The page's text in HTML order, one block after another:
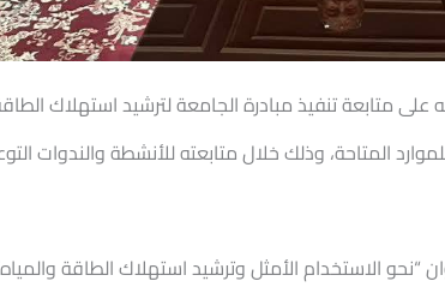
متابعة تنفيذ مبادرة الجامعة لترشيد استهلاك
المتاحة، وذلك خلال متابعته للأنشطة والندوات
“نحو الاستخدام الأمثل وترشيد استهلاك الطاقة